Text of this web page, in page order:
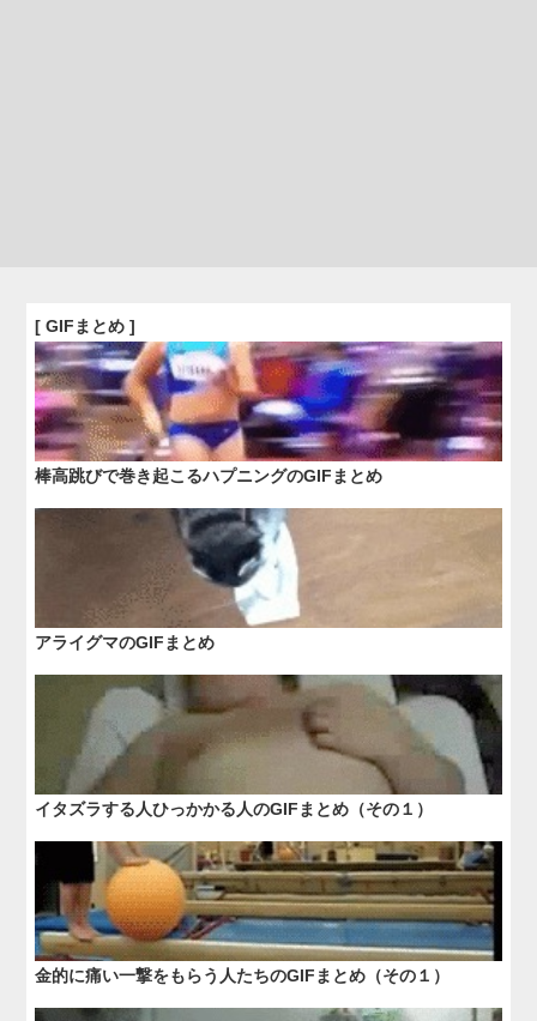
[ GIFまとめ ]
棒高跳びで巻き起こるハプニングのGIFまとめ
アライグマのGIFまとめ
イタズラする人ひっかかる人のGIFまとめ（その１）
金的に痛い一撃をもらう人たちのGIFまとめ（その１）